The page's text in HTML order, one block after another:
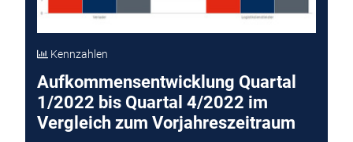
Kennzahlen
Aufkommensentwicklung Quartal
1/2022 bis Quartal 4/2022 im
Vergleich zum Vorjahreszeitraum